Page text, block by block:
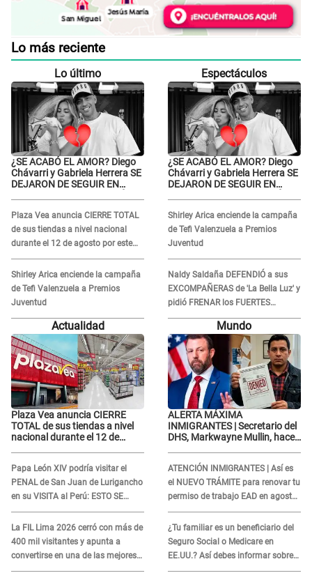
Lo más reciente
Lo último
¿SE ACABÓ EL AMOR? Diego
Chávarri y Gabriela Herrera SE
DEJARON DE SEGUIR EN
Plaza Vea anuncia CIERRE TOTAL
de sus tiendas a nivel nacional
durante el 12 de agosto por este
MOTIVO
Shirley Arica enciende la campaña
de Tefi Valenzuela a Premios
Juventud
Espectáculos
¿SE ACABÓ EL AMOR? Diego
Chávarri y Gabriela Herrera SE
DEJARON DE SEGUIR EN
Shirley Arica enciende la campaña
de Tefi Valenzuela a Premios
Juventud
Naldy Saldaña DEFENDIÓ a sus
EXCOMPAÑERAS de 'La Bella Luz' y
pidió FRENAR los FUERTES
ATAQUES en redes: “Aquí el único
Actualidad
Plaza Vea anuncia CIERRE
TOTAL de sus tiendas a nivel
nacional durante el 12 de
Papa León XIV podría visitar el
PENAL de San Juan de Lurigancho
en su VISITA al Perú: ESTO SE
SABE
La FIL Lima 2026 cerró con más de
400 mil visitantes y apunta a
convertirse en una de las mejores
ferias de Latinoamérica
Mundo
ALERTA MÁXIMA
INMIGRANTES | Secretario del
DHS, Markwayne Mullin, hace
ATENCIÓN INMIGRANTES | Así es
el NUEVO TRÁMITE para renovar tu
permiso de trabajo EAD en agosto
del 2026
¿Tu familiar es un beneficiario del
Seguro Social o Medicare en
EE.UU.? Así debes informar sobre
su muerte para EVITAR COBROS